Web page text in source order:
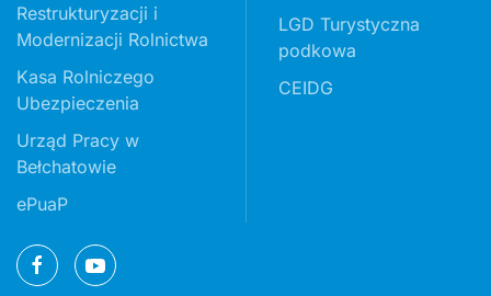
Restrukturyzacji i
Modernizacji Rolnictwa
Kasa Rolniczego
Ubezpieczenia
Urząd Pracy w
Bełchatowie
ePuaP
LGD Turystyczna
podkowa
CEIDG